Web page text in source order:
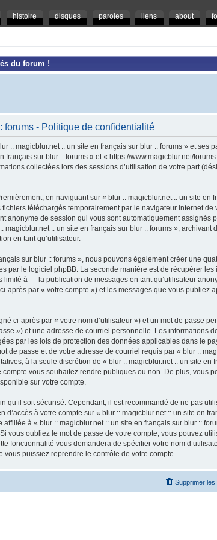
histoire disques paroles liens about
du forum !
forums - Politique de confidentialité
:: magicblur.net :: un site en français sur blur :: forums » et ses
français sur blur :: forums » et « https://www.magicblur.net/
collectées lors des sessions d’utilisation de votre part
en naviguant sur « blur :: magicblur.net :: un site en
téléchargés temporairement par le navigateur internet de
anonyme de session qui vous sont automatiquement assignés
:: un site en français sur blur :: forums », archivant
en tant qu’utilisateur.
sur blur :: forums », nous pouvons également créer une
par le logiciel phpBB. La seconde manière est de récupérer
à — la publication de messages en tant qu’utilisateur
après par « votre compte ») et les messages que vous publiez
ci-après par « votre nom d’utilisateur ») et un mot de passe
») et une adresse de courriel personnelle. Les informations
par les lois de protection des données applicables dans le
de passe et de votre adresse de courriel requis par « blur ::
à la seule discrétion de « blur :: magicblur.net :: un site en
vous souhaitez rendre publiques ou non. De plus, vous
sur votre compte.
qu’il soit sécurisé. Cependant, il est recommandé de ne pas
à votre compte sur « blur :: magicblur.net :: un site en
à « blur :: magicblur.net :: un site en français sur blur ::
vous oubliez le mot de passe de votre compte, vous pouvez
fonctionnalité vous demandera de spécifier votre nom
puissiez reprendre le contrôle de votre compte.
Supprimer les